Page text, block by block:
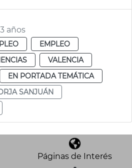
años
EMPLEO
VALENCIA
EN PORTADA TEMÁTICA
SANJUÁN
Páginas de Interés